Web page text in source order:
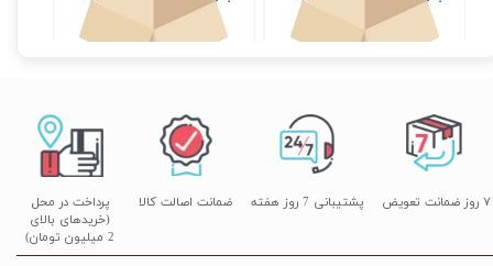
اتمام موجودی
اتمام موجودی
پشتیبانی 7 روز هفته
پرداخت در محل
(خریدهای بالای
2 میلیون تومان)
۷ روز ضمانت تعویض ضمانت اصالت کالا